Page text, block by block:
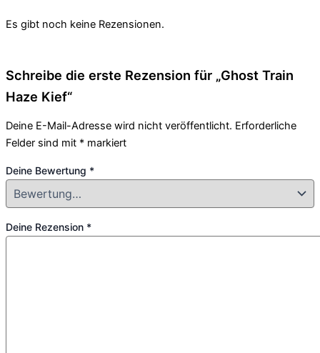
Es gibt noch keine Rezensionen.
Schreibe die erste Rezension für „Ghost Train
Haze Kief“
Deine E-Mail-Adresse wird nicht veröffentlicht. Erforderliche
Felder sind mit * markiert
Deine Bewertung *
Deine Rezension *